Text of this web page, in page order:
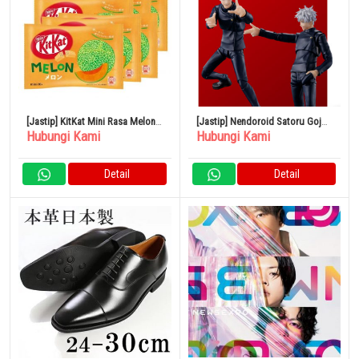
[Jastip] KitKat Mini Rasa Melon 6
Kantong
Hubungi Kami
Detail
[Jastip] Nendoroid Satoru Gojo
(Jujutsu Kaisen)
Hubungi Kami
Detail